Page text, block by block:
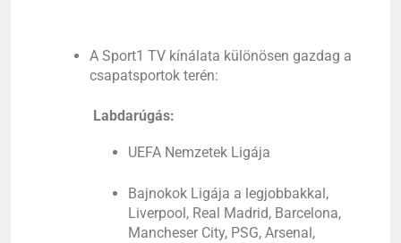
A Sport1 TV kínálata különösen gazdag a
csapatsportok terén:
Labdarúgás:
UEFA Nemzetek Ligája
Bajnokok Ligája a legjobbakkal,
Liverpool, Real Madrid, Barcelona,
Mancheser City, PSG, Arsenal,